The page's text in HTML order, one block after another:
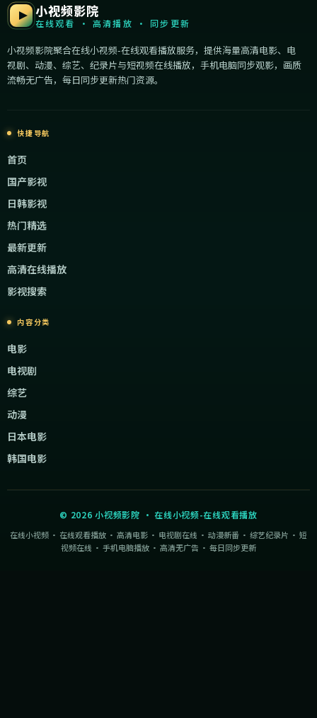
小视频影院
在线观看 · 高清播放 · 同步更新
小视频影院聚合在线小视频-在线观看播放服务，提供海量高清电影、电
视剧、动漫、综艺、纪录片与短视频在线播放，手机电脑同步观影，画质
流畅无广告，每日同步更新热门资源。
快捷导航
首页
国产影视
日韩影视
热门精选
最新更新
高清在线播放
影视搜索
内容分类
电影
电视剧
综艺
动漫
日本电影
韩国电影
© 2026 小视频影院 ·在线小视频-在线观看播放
在线小视频 · 在线观看播放 · 高清电影 · 电视剧在线 · 动漫新番 · 综艺纪录片 · 短
视频在线 · 手机电脑播放 · 高清无广告 · 每日同步更新